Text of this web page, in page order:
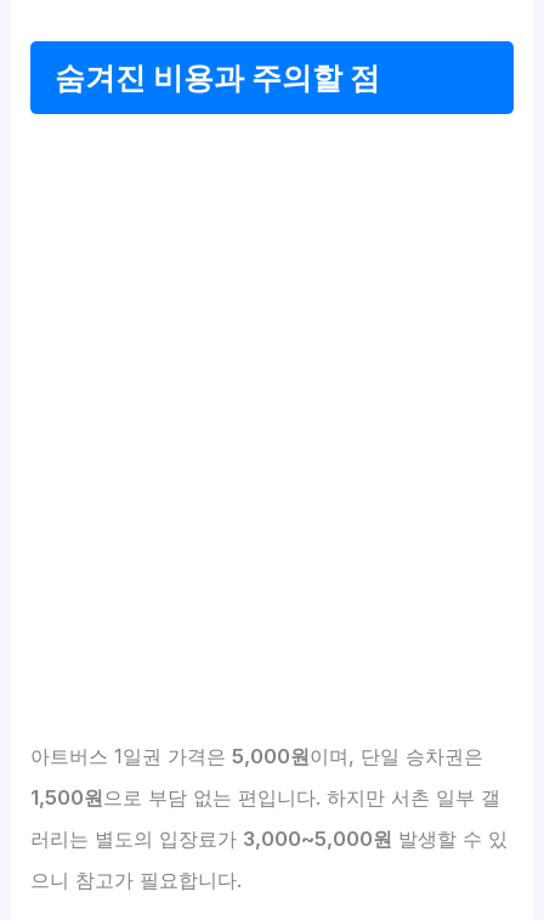
숨겨진 비용과 주의할 점
아트버스 1일권 가격은5,000원이며, 단일 승차권은
1,500원으로 부담 없는 편입니다. 하지만 서촌 일부 갤
러리는 별도의 입장료가 3,000~5,000원 발생할 수 있
으니 참고가 필요합니다.